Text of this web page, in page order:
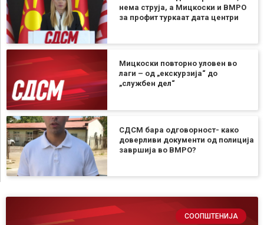
нема струја, а Мицкоски и ВМРО
за профит туркаат дата центри
Мицкоски повторно уловен во
лаги – од „екскурзија“ до
„службен дел“
СДСМ бара одговорност- како
доверливи документи од полиција
завршија во ВМРО?
СООПШТЕНИЈА